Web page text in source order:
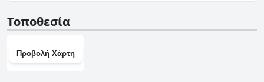
Τοποθεσία
Προβολή Χάρτη